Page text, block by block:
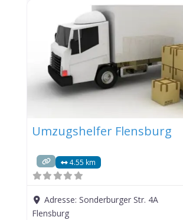
Umzugshelfer Flensburg
4.55 km
Adresse:Sonderburger Str. 4A
Flensburg